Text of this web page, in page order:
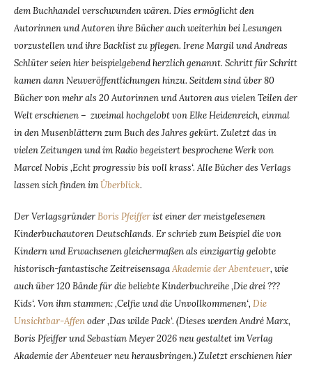
dem Buchhandel verschwunden wären. Dies ermöglicht den
Autorinnen und Autoren ihre Bücher auch weiterhin bei Lesungen
vorzustellen und ihre Backlist zu pflegen. Irene Margil und Andreas
Schlüter seien hier beispielgebend herzlich genannt. Schritt für Schritt
kamen dann Neuveröffentlichungen hinzu. Seitdem sind über 80
Bücher von mehr als 20 Autorinnen und Autoren aus vielen Teilen der
Welt erschienen – zweimal hochgelobt von Elke Heidenreich, einmal
in den Musenblättern zum Buch des Jahres gekürt. Zuletzt das in
vielen Zeitungen und im Radio begeistert besprochene Werk von
Marcel Nobis ‚Echt progressiv bis voll krass‘. Alle Bücher des Verlags
lassen sich finden imÜberblick.
Der VerlagsgründerBoris Pfeifferist einer der meistgelesenen
Kinderbuchautoren Deutschlands. Er schrieb zum Beispiel die von
Kindern und Erwachsenen gleichermaßen als einzigartig gelobte
historisch-fantastische ZeitreisensagaAkademie der Abenteuer, wie
auch über 120 Bände für die beliebte Kinderbuchreihe ‚Die drei ???
Kids‘. Von ihm stammen: ‚Celfie und die Unvollkommenen‘, Die
Unsichtbar-Affenoder ‚Das wilde Pack‘. (Dieses werden André Marx,
Boris Pfeiffer und Sebastian Meyer 2026 neu gestaltet im Verlag
Akademie der Abenteuer neu herausbringen.)Zuletzt erschienen hier